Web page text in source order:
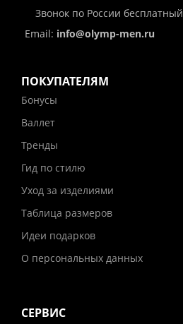
Звонок по России бесплатный
Email: info@olymp-men.ru
ПОКУПАТЕЛЯМ
Бонусы
Валлет
Тренды
Гид по стилю
Уход за изделиями
Таблица размеров
Идеи подарков
О персональных данных
СЕРВИС